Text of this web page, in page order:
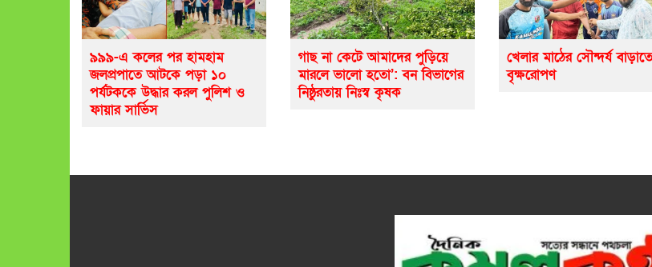
৯৯৯-এ কলের পর হামহাম
জলপ্রপাতে আটকে পড়া ১০
পর্যটককে উদ্ধার করল পুলিশ ও
ফায়ার সার্ভিস
গাছ না কেটে আমাদের পুড়িয়ে
মারলে ভালো হতো’: বন বিভাগের
নিষ্ঠুরতায় নিঃস্ব কৃষক
খেলার মাঠের সৌন্দর্য বাড়াতে
বৃক্ষরোপণ